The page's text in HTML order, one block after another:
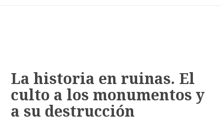
La historia en ruinas. El
culto a los monumentos y
a su destrucción